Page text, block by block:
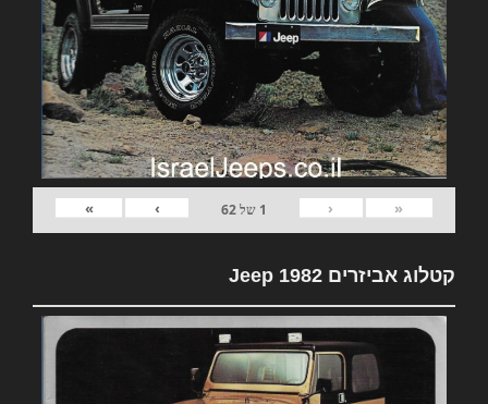
«
‹
1 של62
›
»
קטלוג אביזרים 1982 Jeep